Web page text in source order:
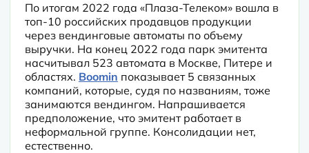
По итогам 2022 года «Плаза-Телеком» вошла в
топ-10 российских продавцов продукции
через вендинговые автоматы по объему
выручки. На конец 2022 года парк эмитента
насчитывал 523 автомата в Москве, Питере и
областях. Boomin показывает 5 связанных
компаний, которые, судя по названиям, тоже
занимаются вендингом. Напрашивается
предположение, что эмитент работает в
неформальной группе. Консолидации нет,
естественно.